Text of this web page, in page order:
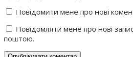
Повідомити мене про нові
Повідомляти мене про нові
поштою.